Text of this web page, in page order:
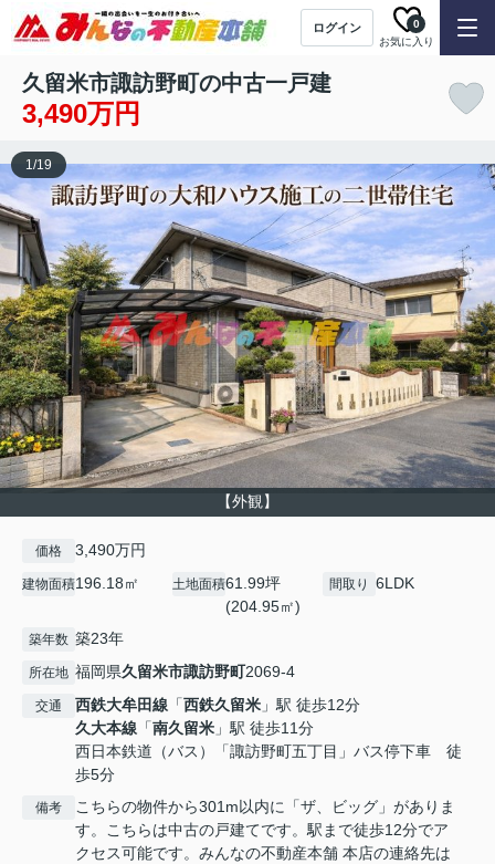
ログイン
お気に入り
0
久留米市諏訪野町の中古一戸建
3,490万円
【外観】
1/19
価格 3,490万円
建物面積196.18㎡ 土地面積61.99坪
(204.95㎡)
間取り 6LDK
築年数 築23年
所在地 福岡県久留米市諏訪野町2069-4
交通 西鉄大牟田線 「西鉄久留米 」駅 徒歩12分
久大本線 「南久留米 」駅 徒歩11分
西日本鉄道（バス）「諏訪野町五丁目」バス停下車 徒
歩5分
備考
こちらの物件から301m以内に「ザ、ビッグ」がありま
す。こちらは中古の戸建てです。駅まで徒歩12分でア
クセス可能です。みんなの不動産本舗 本店の連絡先は